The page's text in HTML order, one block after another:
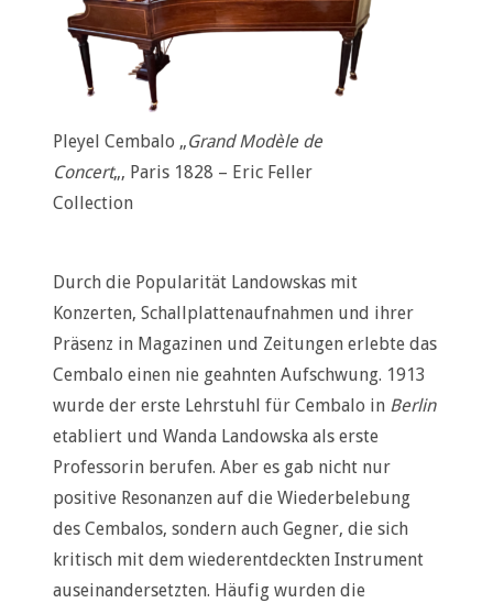
Pleyel Cembalo „Grand Modèle de
Concert„, Paris 1828 – Eric Feller
Collection
Durch die Popularität Landowskas mit
Konzerten, Schallplattenaufnahmen und ihrer
Präsenz in Magazinen und Zeitungen erlebte das
Cembalo einen nie geahnten Aufschwung. 1913
wurde der erste Lehrstuhl für Cembalo in Berlin
etabliert und Wanda Landowska als erste
Professorin berufen. Aber es gab nicht nur
positive Resonanzen auf die Wiederbelebung
des Cembalos, sondern auch Gegner, die sich
kritisch mit dem wiederentdeckten Instrument
auseinandersetzten. Häufig wurden die